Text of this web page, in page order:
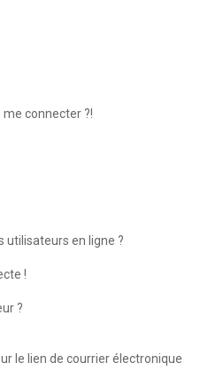
me connecter ?!
utilisateurs en ligne ?
!
?
le lien de courrier électronique